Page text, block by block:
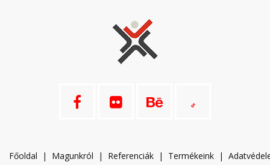
Főoldal | Magunkról | Referenciák | Termékeink | A